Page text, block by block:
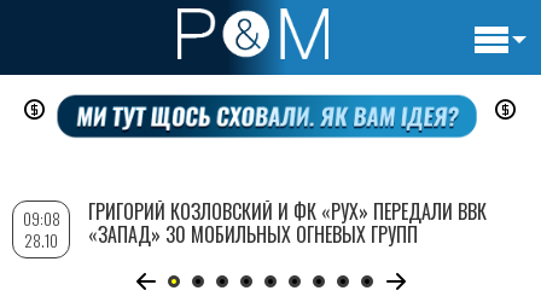
Перейти
содержанию
09:08
28.10
ГРИГОРИЙ КОЗЛОВСКИЙ И ФК «РУХ» ПЕРЕДАЛИ ВВК
«ЗАПАД» 30 МОБИЛЬНЫХ ОГНЕВЫХ ГРУПП